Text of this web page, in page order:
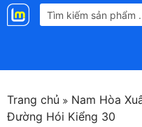
Trang chủ Nam Hòa
Đường Hói Kiểng 30